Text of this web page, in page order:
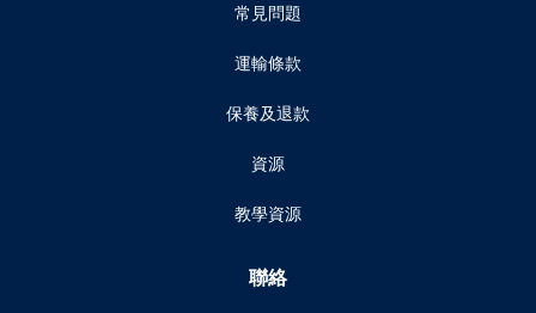
常見問題
運輸條款
保養及退款
資源
教學資源
聯絡